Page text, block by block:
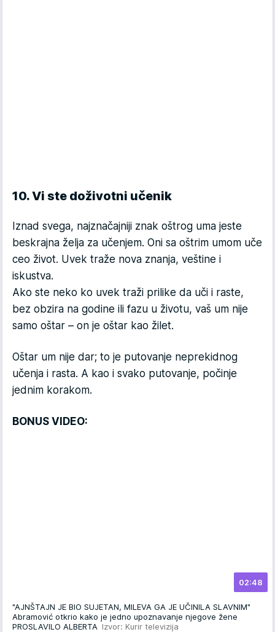
10. Vi ste doživotni učenik
Iznad svega, najznačajniji znak oštrog uma jeste
beskrajna želja za učenjem. Oni sa oštrim umom uče
ceo život. Uvek traže nova znanja, veštine i
iskustva.
Ako ste neko ko uvek traži prilike da uči i raste,
bez obzira na godine ili fazu u životu, vaš um nije
samo oštar – on je oštar kao žilet.
Oštar um nije dar; to je putovanje neprekidnog
učenja i rasta. A kao i svako putovanje, počinje
jednim korakom.
BONUS VIDEO:
02:48
"AJNŠTAJN JE BIO SUJETAN, MILEVA GA JE UČINILA SLAVNIM"
Abramović otkrio kako je jedno upoznavanje njegove žene
PROSLAVILO ALBERTA Izvor: Kurir televizija